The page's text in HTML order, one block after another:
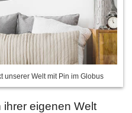
unserer Welt mit Pin im Globus
ihrer eigenen Welt